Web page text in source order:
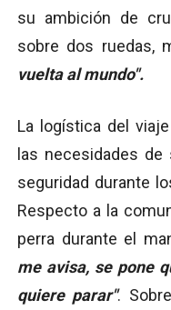
su ambición de
sobre dos ruedas,
vuelta al mundo".
La logística del
las necesidades
seguridad durante
Respecto a la
perra durante el
me avisa, se pone
quiere parar".